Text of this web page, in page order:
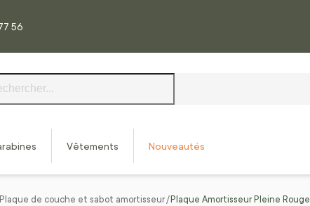
56
Vêtements Nouveautés
Plaque de couche et sabot amortisseur Plaque Amortisseur Pleine